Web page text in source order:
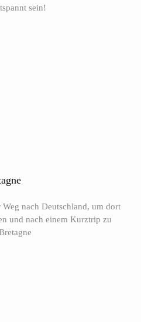
sein!
nach Deutschland, um dort
und nach einem Kurztrip zu